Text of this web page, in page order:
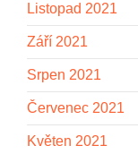
Listopad 2021
Září 2021
Srpen 2021
Červenec 2021
Květen 2021